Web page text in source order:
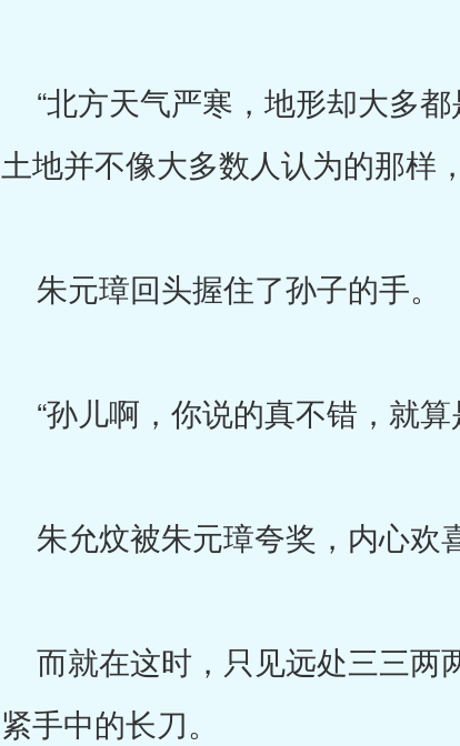
“北方天气严寒，地形却大多
土地并不像大多数人认为的那样
朱元璋回头握住了孙子的手。
“孙儿啊，你说的真不错，就
朱允炆被朱元璋夸奖，内心欢
而就在这时，只见远处三三两
紧手中的长刀。